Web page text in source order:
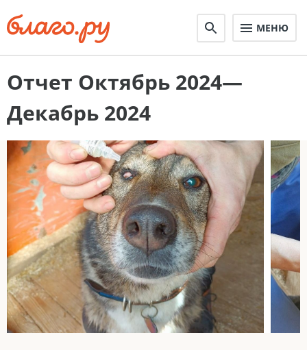
МЕНЮ
Отчет Октябрь 2024—
Декабрь 2024